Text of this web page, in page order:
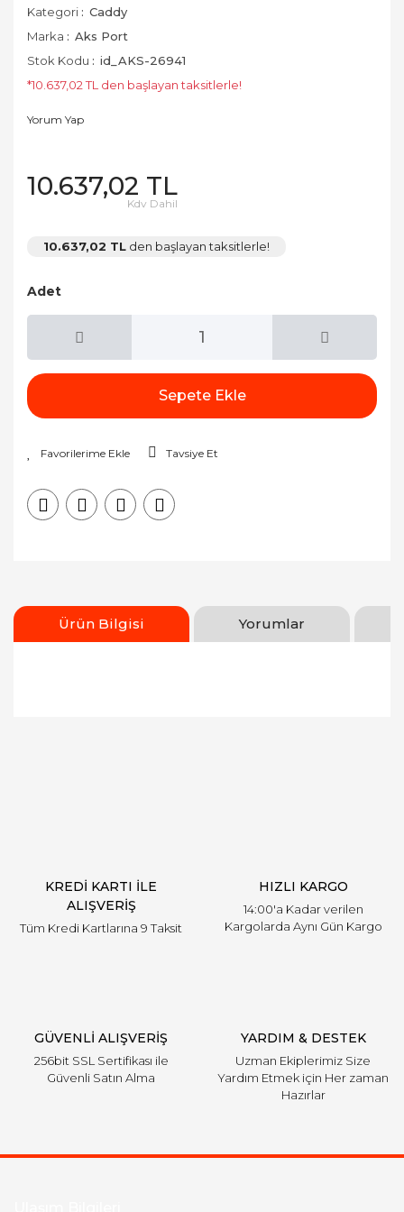
Kategori
Caddy
Marka
Aks Port
Stok Kodu
id_AKS-26941
*10.637,02 TL den başlayan taksitlerle!
Yorum Yap
10.637,02 TL
Kdv Dahil
10.637,02 TL den başlayan taksitlerle!
Adet
Sepete Ekle
Tavsiye Et
Ürün Bilgisi Yorumlar
Bu ürüne benzer farklı alternatifler olmalı.
KREDİ KARTI İLE
ALIŞVERİŞ
Tüm Kredi Kartlarına 9 Taksit
HIZLI KARGO
14:00'a Kadar verilen
Kargolarda Aynı Gün Kargo
GÜVENLİ ALIŞVERİŞ
256bit SSL Sertifikası ile
Güvenli Satın Alma
YARDIM & DESTEK
Uzman Ekiplerimiz Size
Yardım Etmek için Her zaman
Hazırlar